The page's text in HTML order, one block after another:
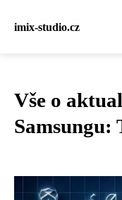
imix-studio.cz
Vše o